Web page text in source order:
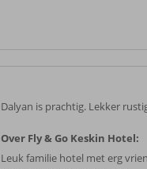
Dalyan is prachtig. Lekker
Over Fly & Go Keskin Hotel:
Leuk familie hotel met erg